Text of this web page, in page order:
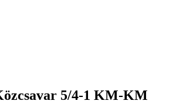
5/4-1 KM-KM